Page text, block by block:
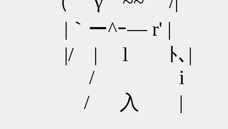
|｀ー^ｰ― r' |
|/ | l ﾄ､|
/ i
/ 入 |